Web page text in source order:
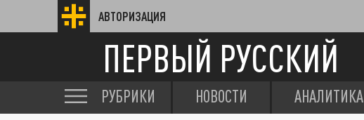
АВТОРИЗАЦИЯ
ПЕРВЫЙ РУССКИЙ
РУБРИКИ НОВОСТИ АНАЛИТИКА